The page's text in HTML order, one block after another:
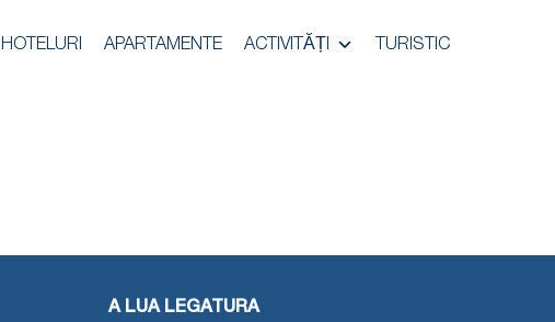
HOTELURI APARTAMENTE ACTIVITĂȚI TURISTIC
A LUA LEGATURA